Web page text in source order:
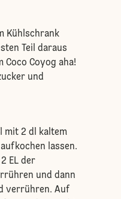
Kühlschrank
Teil daraus
Coco Coyog aha!
und
mit 2 dl kaltem
lassen.
EL der
und dann
verrühren. Auf